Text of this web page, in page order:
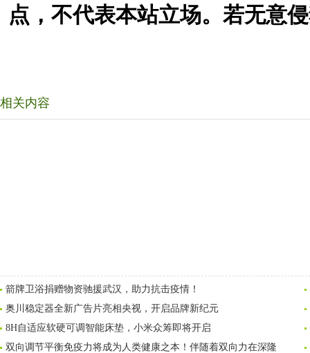
点，不代表本站立场。若无意
相关内容
箭牌卫浴捐赠物资驰援武汉，助力抗击疫情！
奥川稳定器全新广告片亮相央视，开启品牌新纪元
8H自适应软硬可调智能床垫，小米众筹即将开启
双向调节平衡免疫力将成为人类健康之本！伴随着双向力在深隆